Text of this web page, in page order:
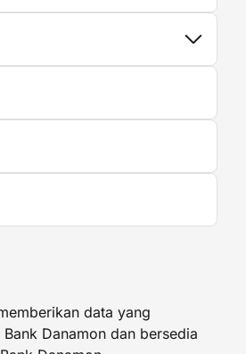
data yang
Danamon dan bersedia